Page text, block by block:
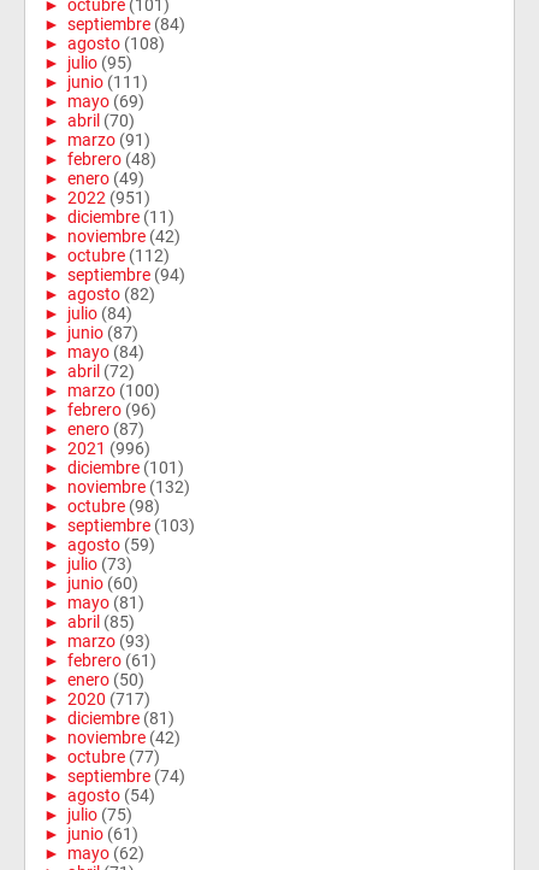
► octubre (101)
► septiembre (84)
► agosto (108)
► julio (95)
► junio (111)
► mayo (69)
► abril (70)
► marzo (91)
► febrero (48)
► enero (49)
► 2022 (951)
► diciembre (11)
► noviembre (42)
► octubre (112)
► septiembre (94)
► agosto (82)
► julio (84)
► junio (87)
► mayo (84)
► abril (72)
► marzo (100)
► febrero (96)
► enero (87)
► 2021 (996)
► diciembre (101)
► noviembre (132)
► octubre (98)
► septiembre (103)
► agosto (59)
► julio (73)
► junio (60)
► mayo (81)
► abril (85)
► marzo (93)
► febrero (61)
► enero (50)
► 2020 (717)
► diciembre (81)
► noviembre (42)
► octubre (77)
► septiembre (74)
► agosto (54)
► julio (75)
► junio (61)
► mayo (62)